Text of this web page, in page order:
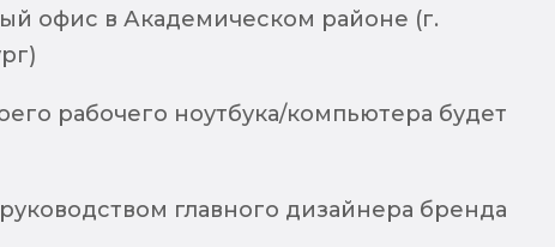
офис в Академическом районе (г.
рабочего ноутбука/компьютера будет
главного дизайнера бренда